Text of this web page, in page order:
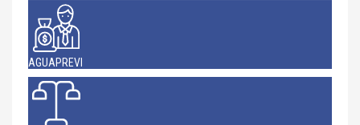
AGUAPREVI